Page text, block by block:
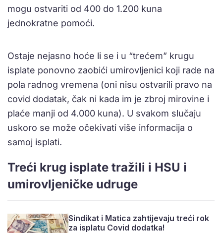
mogu ostvariti od 400 do 1.200 kuna
jednokratne pomoći.
Ostaje nejasno hoće li se i u “trećem” krugu
isplate ponovno zaobići umirovljenici koji rade na
pola radnog vremena (oni nisu ostvarili pravo na
covid dodatak, čak ni kada im je zbroj mirovine i
plaće manji od 4.000 kuna). U svakom slučaju
uskoro se može očekivati više informacija o
samoj isplati.
Treći krug isplate tražili i HSU i
umirovljeničke udruge
Sindikat i Matica zahtijevaju treći rok
za isplatu Covid dodatka!